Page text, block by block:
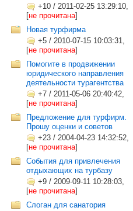
+10 / 2011-02-25 13:29:10,
[не прочитана]
Новая турфирма
+5 / 2010-07-15 10:03:31,
[не прочитана]
Помогите в продвижении
юридического направления
деятельности турагентства
+7 / 2011-05-06 20:40:42,
[не прочитана]
Предложение для турфирм.
Прошу оценки и советов
+23 / 2004-04-23 14:32:52,
[не прочитана]
События для привлечения
отдыхающих на турбазу
+9 / 2009-09-11 10:28:03,
[не прочитана]
Слоган для санатория